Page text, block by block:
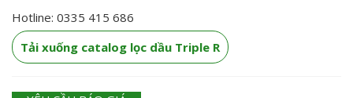
Hotline: 0335 415 686
Tải xuống catalog lọc dầu Triple R